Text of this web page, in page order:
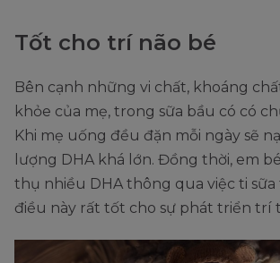
Tốt cho trí não bé
Bên cạnh những vi chất, khoáng
khỏe của mẹ, trong sữa bầu có có
Khi mẹ uống đều đặn mỗi ngày sẽ
lượng DHA khá lớn. Đồng thời, em
thụ nhiều DHA thông qua việc ti sữa
điều này rất tốt cho sự phát triển trí